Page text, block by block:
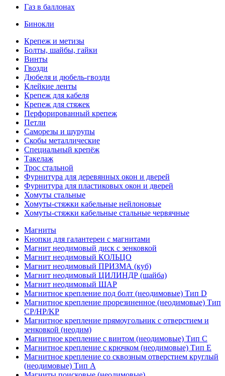
Газ в баллонах
Бинокли
Крепеж и метизы
Болты, шайбы, гайки
Винты
Гвозди
Дюбеля и дюбель-гвозди
Клейкие ленты
Крепеж для кабеля
Крепеж для стяжек
Перфорированный крепеж
Петли
Саморезы и шурупы
Скобы металлические
Специальный крепёж
Такелаж
Трос стальной
Фурнитура для деревянных окон и дверей
Фурнитура для пластиковых окон и дверей
Хомуты стальные
Хомуты-стяжки кабельные нейлоновые
Хомуты-стяжки кабельные стальные червячные
Магниты
Кнопки для галантереи с магнитами
Магнит неодимовый диск с зенковкой
Магнит неодимовый КОЛЬЦО
Магнит неодимовый ПРИЗМА (куб)
Магнит неодимовый ЦИЛИНДР (шайба)
Магнит неодимовый ШАР
Магнитное крепление под болт (неодимовые) Тип D
Магнитное крепление прорезиненное (неодимовые) Тип
CP/HP/KP
Магнитное крепление прямоугольник с отверстием и
зенковкой (неодим)
Магнитное крепление с винтом (неодимовые) Тип С
Магнитное крепление с крючком (неодимовые) Тип Е
Магнитное крепление со сквозным отверстием круглый
(неодимовые) Тип А